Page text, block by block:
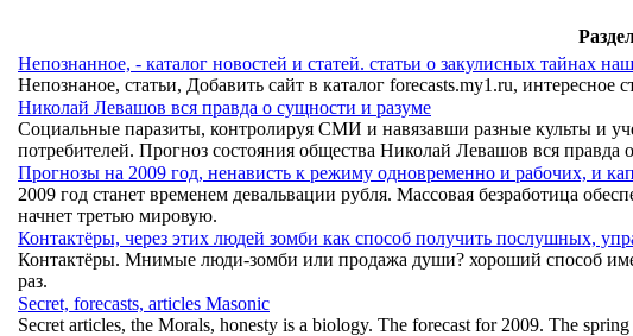
Непознанное, - каталог новостей и статей. статьи о закулисных тайнах
Непознаное, статьи, Добавить сайт в каталог forecasts.my1.ru, интересное
Николай Левашов вся правда о сущности и разуме
Социальные паразиты, контролируя СМИ и навязавши разные культы и
потребителей. Прогноз состояния общества Николай Левашов вся правда
Прогнозы на 2009 год, ненависть к режиму одновременно и рабочих, и
2009 год станет временем девальвации рубля. Массовая безработица
начнет третью мировую.
Контактёры, через этих людей зомби как способ получить послушных,
Контактёры. Мнимые люди-зомби или продажа души? хороший способ
раз.
Secret, forecasts, articles Masonic
Secret articles, the Morals, honesty is a biology. The forecast for 2009. The